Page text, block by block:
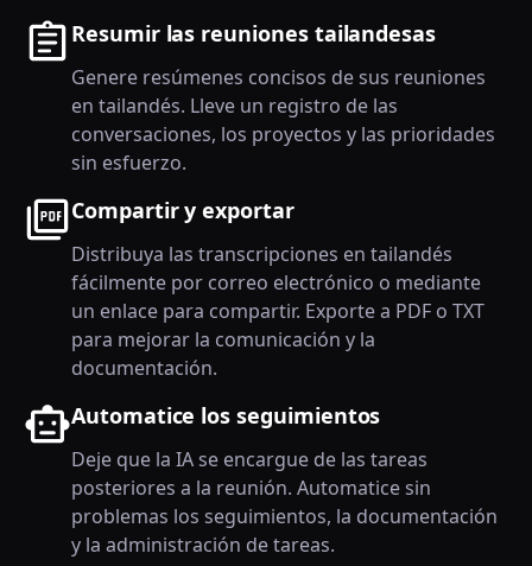
Resumir las reuniones tailandesas
Genere resúmenes concisos de sus reuniones
en tailandés. Lleve un registro de las
conversaciones, los proyectos y las prioridades
sin esfuerzo.
Compartir y exportar
Distribuya las transcripciones en tailandés
fácilmente por correo electrónico o mediante
un enlace para compartir. Exporte a PDF o TXT
para mejorar la comunicación y la
documentación.
Automatice los seguimientos
Deje que la IA se encargue de las tareas
posteriores a la reunión. Automatice sin
problemas los seguimientos, la documentación
y la administración de tareas.